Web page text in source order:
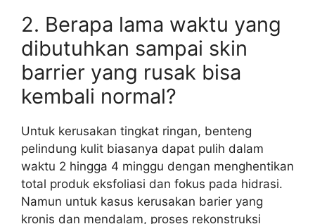
2. Berapa lama waktu yang
dibutuhkan sampai skin
barrier yang rusak bisa
kembali normal?
Untuk kerusakan tingkat ringan, benteng
pelindung kulit biasanya dapat pulih dalam
waktu 2 hingga 4 minggu dengan menghentikan
total produk eksfoliasi dan fokus pada hidrasi.
Namun untuk kasus kerusakan barier yang
kronis dan mendalam, proses rekonstruksi